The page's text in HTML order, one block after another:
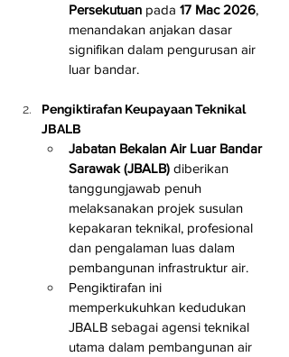
Persekutuan pada 17 Mac 2026,
menandakan anjakan dasar
signifikan dalam pengurusan air
luar bandar.
Pengiktirafan Keupayaan Teknikal
JBALB
Jabatan Bekalan Air Luar Bandar
Sarawak (JBALB) diberikan
tanggungjawab penuh
melaksanakan projek susulan
kepakaran teknikal, profesional
dan pengalaman luas dalam
pembangunan infrastruktur air.
Pengiktirafan ini
memperkukuhkan kedudukan
JBALB sebagai agensi teknikal
utama dalam pembangunan air